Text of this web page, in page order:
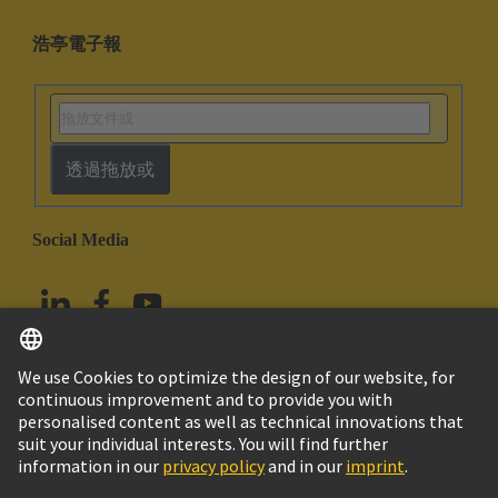
浩亭電子報
透過拖放或
Social Media
台灣 繁体中文